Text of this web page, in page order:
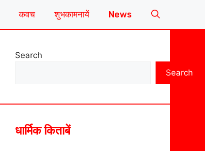
कवच शुभकामनायें News
Search
Search
धार्मिक किताबें